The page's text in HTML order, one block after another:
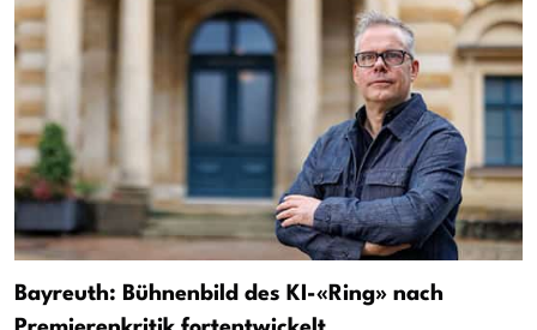
Bayreuth: Bühnenbild des KI-«Ring» nach